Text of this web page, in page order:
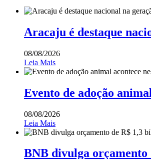
Aracaju é destaque
08/08/2026
Leia Mais
Evento de adoção
08/08/2026
Leia Mais
BNB divulga orçamento